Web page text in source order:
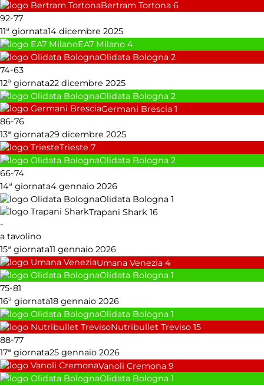
Bertram Tortona 6
92-77
11ª giornata14 dicembre 2025
EA7 Milano 4
Olidata Bologna 2
74-63
12ª giornata22 dicembre 2025
Olidata Bologna 2
Germani Brescia 1
86-76
13ª giornata29 dicembre 2025
Trieste 7
Olidata Bologna 2
66-74
14ª giornata4 gennaio 2026
Olidata Bologna 1
Trapani Shark 16
-
a tavolino
15ª giornata11 gennaio 2026
Umana Venezia 4
Olidata Bologna 1
75-81
16ª giornata18 gennaio 2026
Olidata Bologna 1
Nutribullet Treviso 15
88-77
17ª giornata25 gennaio 2026
Vanoli Cremona 9
Olidata Bologna 1